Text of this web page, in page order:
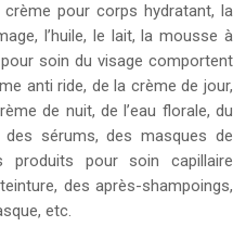
pour corps hydratant, la
l’huile, le lait, la mousse à
soin du visage comportent
anti ride, de la crème de jour,
de nuit, de l’eau florale, du
sérums, des masques de
pour soin capillaire
des après-shampoings,
etc.